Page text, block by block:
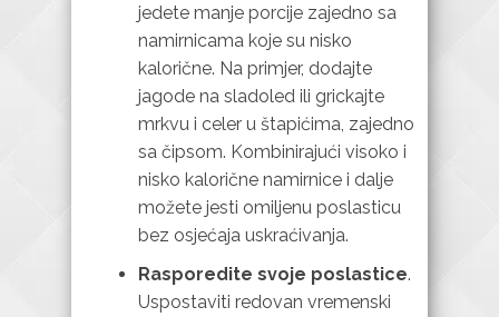
jedete manje porcije zajedno sa
namirnicama koje su nisko
kalorične. Na primjer, dodajte
jagode na sladoled ili grickajte
mrkvu i celer u štapićima, zajedno
sa čipsom. Kombinirajući visoko i
nisko kalorične namirnice i dalje
možete jesti omiljenu poslasticu
bez osjećaja uskraćivanja.
Rasporedite svoje poslastice.
Uspostaviti redovan vremenski